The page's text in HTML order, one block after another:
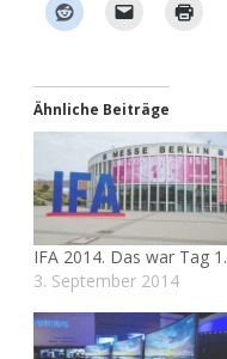
Ähnliche Beiträge
IFA 2014. Das war Tag 1.
3. September 2014